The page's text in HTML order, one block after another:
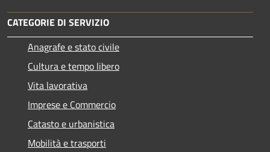
CATEGORIE DI SERVIZIO
Anagrafe e stato civile
Cultura e tempo libero
Vita lavorativa
Imprese e Commercio
Catasto e urbanistica
Mobilità e trasporti